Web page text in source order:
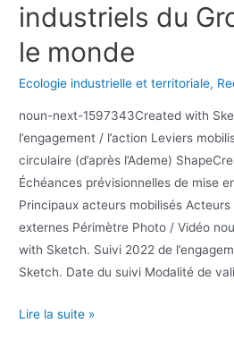
industriels du
le monde
Ecologie industrielle et territoriale,
noun-next-1597343Created with
l’engagement / l’action Leviers
circulaire (d’après l’Ademe)
Échéances prévisionnelles de mise
Principaux acteurs mobilisés
externes Périmètre Photo / Vidéo
with Sketch. Suivi 2022 de
Sketch. Date du suivi Modalité de
Lire la suite »